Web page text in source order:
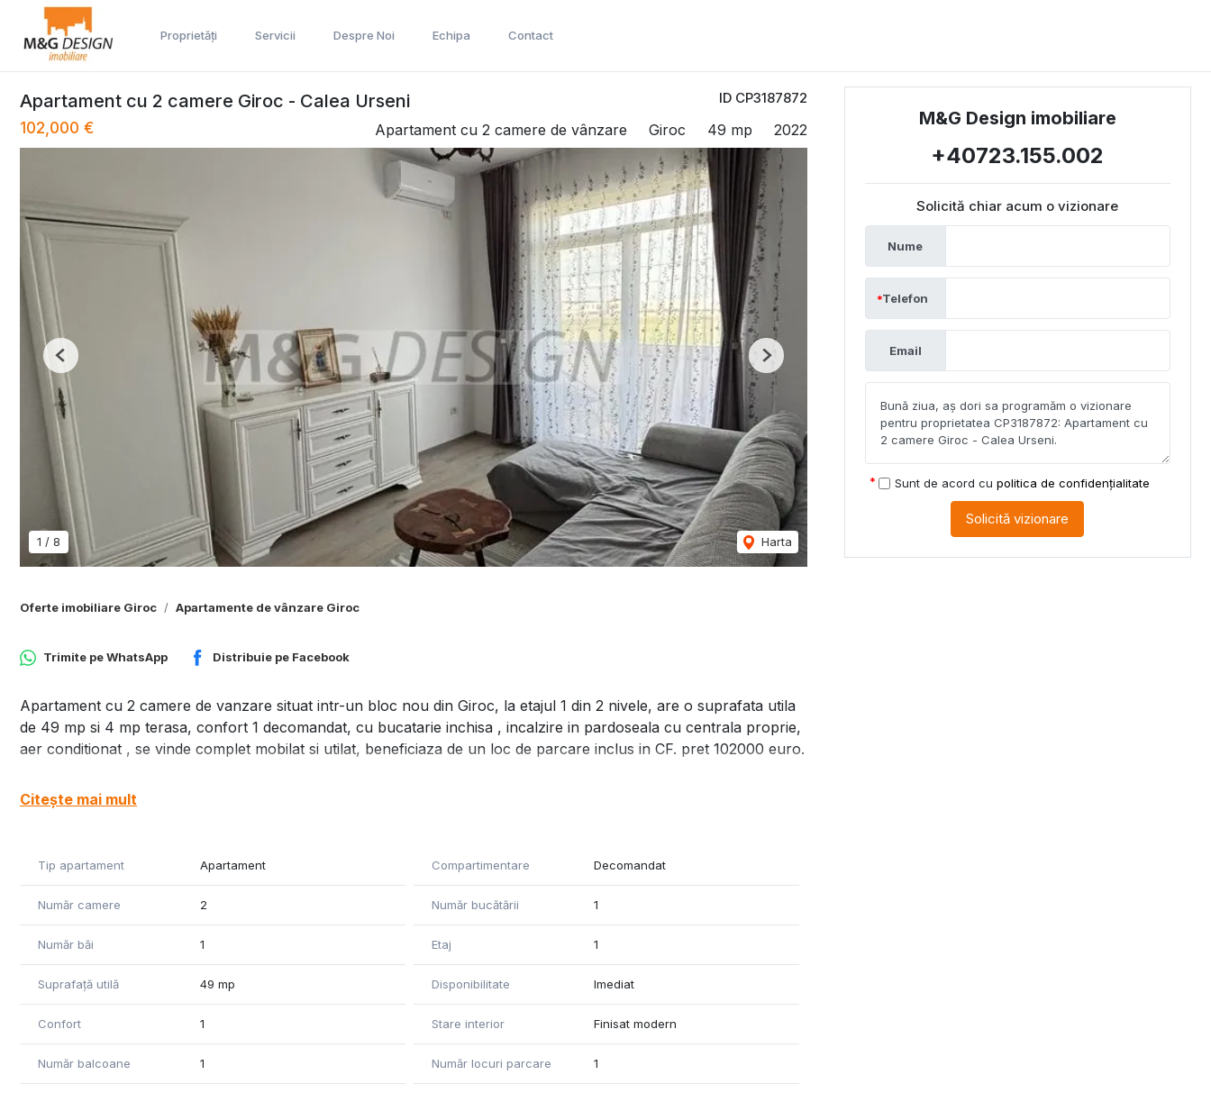
Proprietăți Servicii Despre Noi Echipa Contact
ID CP3187872
Apartament cu 2 camere Giroc - Calea Urseni
102,000 € Apartament cu 2 camere de vânzare Giroc 49 mp 2022
1 / 8 Harta
Previous Next
Oferte imobiliare Giroc Apartamente de vânzare Giroc
Trimite peWhatsApp Distribuie pe Facebook
Apartament cu 2 camere de vanzare situat intr-un bloc nou din Giroc, la etajul 1 din 2 nivele, are o suprafata utila
de 49 mp si 4 mp terasa, confort 1 decomandat, cu bucatarie inchisa , incalzire in pardoseala cu centrala proprie,
aer conditionat , se vinde complet mobilat si utilat, beneficiaza de un loc de parcare inclus in CF. pret 102000 euro.
Citește mai mult
Tip apartament Apartament Compartimentare Decomandat
Număr camere 2 Număr bucătării 1
Număr băi 1 Etaj 1
Suprafață utilă 49 mp Disponibilitate Imediat
Confort 1 Stare interior Finisat modern
Număr balcoane 1 Număr locuri parcare 1
M&G Design imobiliare
+40723.155.002
Solicită chiar acum o vizionare
Nume
Telefon
Email
Sunt de acord cu politica de confidențialitate
Solicită vizionare